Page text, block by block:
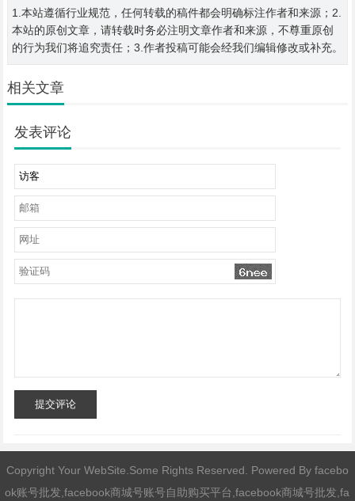
1.本站遵循行业规范，任何转载的稿件都会明确标注作者和来源；2.
本站的原创文章，请转载时务必注明文章作者和来源，不尊重原创
的行为我们将追究责任；3.作者投稿可能会经我们编辑修改或补充。
相关文章
发表评论
提交评论
Copyright Your WebSite.Some Rights Reserved. Powered By facebo
ok账号批发,facebook商城号账号自助购买平台,facebook商城号批发,fa